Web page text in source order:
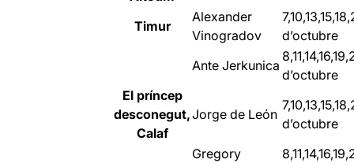
Timur
Alexander
Vinogradov
d’octubre
Ante Jerkunica
d’octubre
El príncep
desconegut,
Calaf
Jorge de León
d’octubre
Gregory